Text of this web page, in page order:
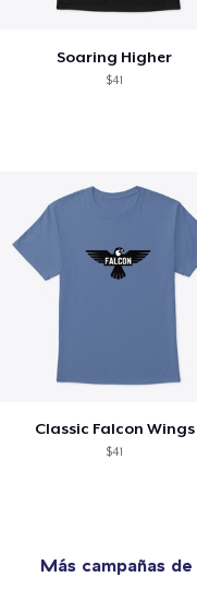
Soaring Higher
$41
Classic Falcon Wings
$41
Más campañas de